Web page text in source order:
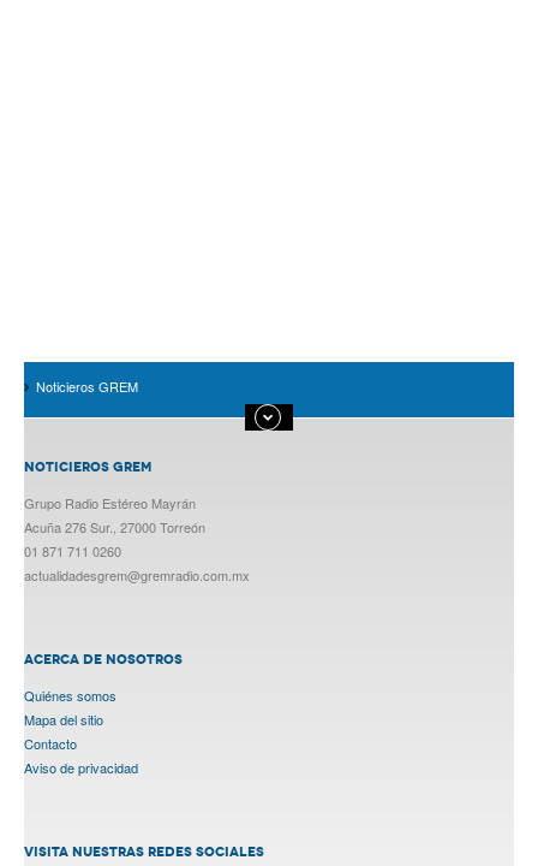
Noticieros GREM
NOTICIEROS GREM
Grupo Radio Estéreo Mayrán
Acuña 276 Sur., 27000 Torreón
01 871 711 0260
actualidadesgrem@gremradio.com.mx
ACERCA DE NOSOTROS
Quiénes somos
Mapa del sitio
Contacto
Aviso de privacidad
VISITA NUESTRAS REDES SOCIALES